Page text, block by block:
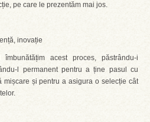
pe care le prezentăm mai jos.
inovație
acest proces, păstrându-i
l permanent pentru a ține pasul cu
mișcare și pentru a asigura o selecție cât